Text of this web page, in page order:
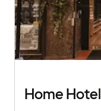
Home